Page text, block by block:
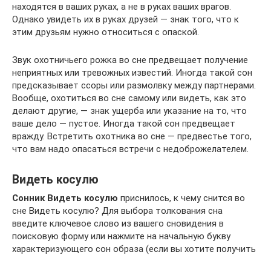
находятся в ваших руках, а не в руках ваших врагов.
Однако увидеть их в руках друзей — знак того, что к
этим друзьям нужно относиться с опаской.
Звук охотничьего рожка во сне предвещает получение
неприятных или тревожных известий. Иногда такой сон
предсказывает ссоры или размолвку между партнерами.
Вообще, охотиться во сне самому или видеть, как это
делают другие, — знак ущерба или указание на то, что
ваше дело — пустое. Иногда такой сон предвещает
вражду. Встретить охотника во сне — предвестье того,
что вам надо опасаться встречи с недоброжелателем.
Видеть косулю
Сонник Видеть косулю приснилось, к чему снится во
сне Видеть косулю? Для выбора толкования сна
введите ключевое слово из вашего сновидения в
поисковую форму или нажмите на начальную букву
характеризующего сон образа (если вы хотите получить